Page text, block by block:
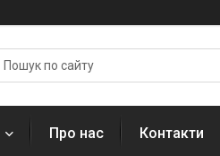
Про нас Контакти